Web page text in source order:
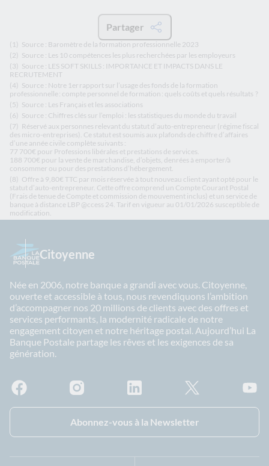
Partager
(1) Source : Baromètre de la formation professionnelle 2023
(2) Source : Les 10 compétences les plus recherchées par les employeurs
(3) Source : LES SOFT SKILLS : IMPORTANCE ET IMPACTS DANS LE
RECRUTEMENT
(4) Source : Notre 1er rapport sur l’usage des fonds de la formation
professionnelle : compte personnel de formation : quels coûts et quels résultats ?
(5) Source : Les Français et les associations
(6) Source : Chiffres clés sur l’emploi : les statistiques du monde du travail
(7) Réservé aux personnes relevant du statut d’auto-entrepreneur (régime fiscal
des micro-entreprises). Ce statut est soumis aux plafonds de chiffre d’affaires
d’une année civile complète suivants :
77 700€ pour Professions libérales et prestations de services.
188 700€ pour la vente de marchandise, d’objets, denrées à emporter/à
consommer ou pour des prestations d’hébergement.
(8) Offre à 9,80€ TTC par mois réservée à tout nouveau client ayant opté pour le
statut d’auto-entrepreneur. Cette offre comprend un Compte Courant Postal
(Frais de tenue de Compte et commission de mouvement inclus) et un service de
banque à distance LBP @ccess 24. Tarif en vigueur au 01/01/2026 susceptible de
modification.
Citoyenne
Née en 2006, notre banque a grandi avec vous. Citoyenne,
ouverte et accessible à tous, nous revendiquons l’ambition
d’accompagner nos 20 millions de clients avec des offres et
services performants, la modernité radicale de notre
engagement citoyen et notre héritage postal. Aujourd’hui La
Banque Postale partage les rêves et les exigences de sa
génération.
Abonnez-vous à la Newsletter